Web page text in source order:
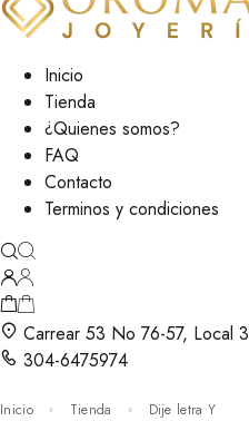
Inicio
Tienda
¿Quienes somos?
FAQ
Contacto
Terminos y condiciones
Carrear 53 No 76-57, Local 3
304-6475974
Inicio Tienda Dije letra Y